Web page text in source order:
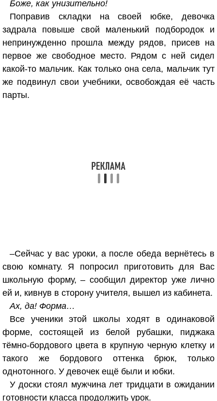
Боже, как унизительно!
Поправив складки на своей юбке, девочка
задрала повыше свой маленький подбородок и
непринужденно прошла между рядов, присев на
первое же свободное место. Рядом с ней сидел
какой-то мальчик. Как только она села, мальчик тут
же подвинул свои учебники, освобождая её часть
парты.
–Сейчас у вас уроки, а после обеда вернётесь в
свою комнату. Я попросил приготовить для Вас
школьную форму, – сообщил директор уже лично
ей и, кивнув в сторону учителя, вышел из кабинета.
Ах, да! Форма…
Все ученики этой школы ходят в одинаковой
форме, состоящей из белой рубашки, пиджака
тёмно-бордового цвета в крупную черную клетку и
такого же бордового оттенка брюк, только
однотонного. У девочек ещё были и юбки.
У доски стоял мужчина лет тридцати в ожидании
готовности класса продолжить урок.